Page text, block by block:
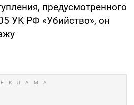
предусмотренного
УК РФ «Убийство», он